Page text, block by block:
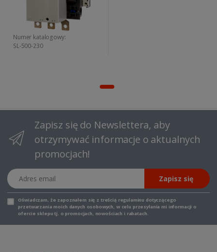
Numer katalogowy:
SL-500-230
Zapisz się do Newslettera, aby
otrzymywać informacje o aktualnych
promocjach!
Adres email
Zapisz się
Oświadczam, że zapoznałem się z treścią regulaminu dotyczącego
przetwarzania moich danych osobowych, w celu przesyłania mi informacji o
ofercie sklepu tj. o promocjach, nowościach i rabatach.